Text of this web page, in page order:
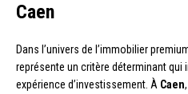
Caen
Dans l’univers de l’immobilier
représente un critère déterminant qui
expérience d’investissement. À Caen